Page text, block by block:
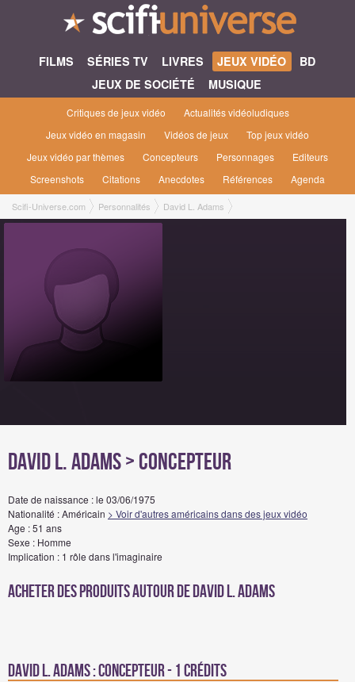
FILMS SÉRIES TV LIVRES JEUX VIDÉO
BD
JEUX DE SOCIÉTÉ
MUSIQUE
Critiques de jeux vidéo
Actualités vidéoludiques
Jeux vidéo en magasin
Vidéos de jeux
Top jeux vidéo
Jeux vidéo par thèmes
Concepteurs Personnages
Editeurs
Screenshots
Citations Anecdotes Références Agenda
Scifi-Universe.com Personnalités David L. Adams
David L. Adams> Concepteur
Date de naissance : le 03/06/1975
Nationalité : Américain > Voir d'autres américains dans des jeux vidéo
Age : 51 ans
Sexe : Homme
Implication : 1 rôle dans l'imaginaire
Acheter des produits autour de David L. Adams
David L. Adams : Concepteur - 1 crédits